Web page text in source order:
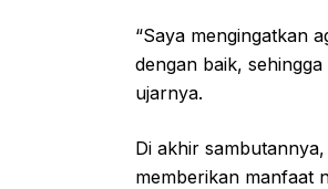
“Saya mengingatkan
dengan baik,
ujarnya.
Di akhir
memberikan manfaat